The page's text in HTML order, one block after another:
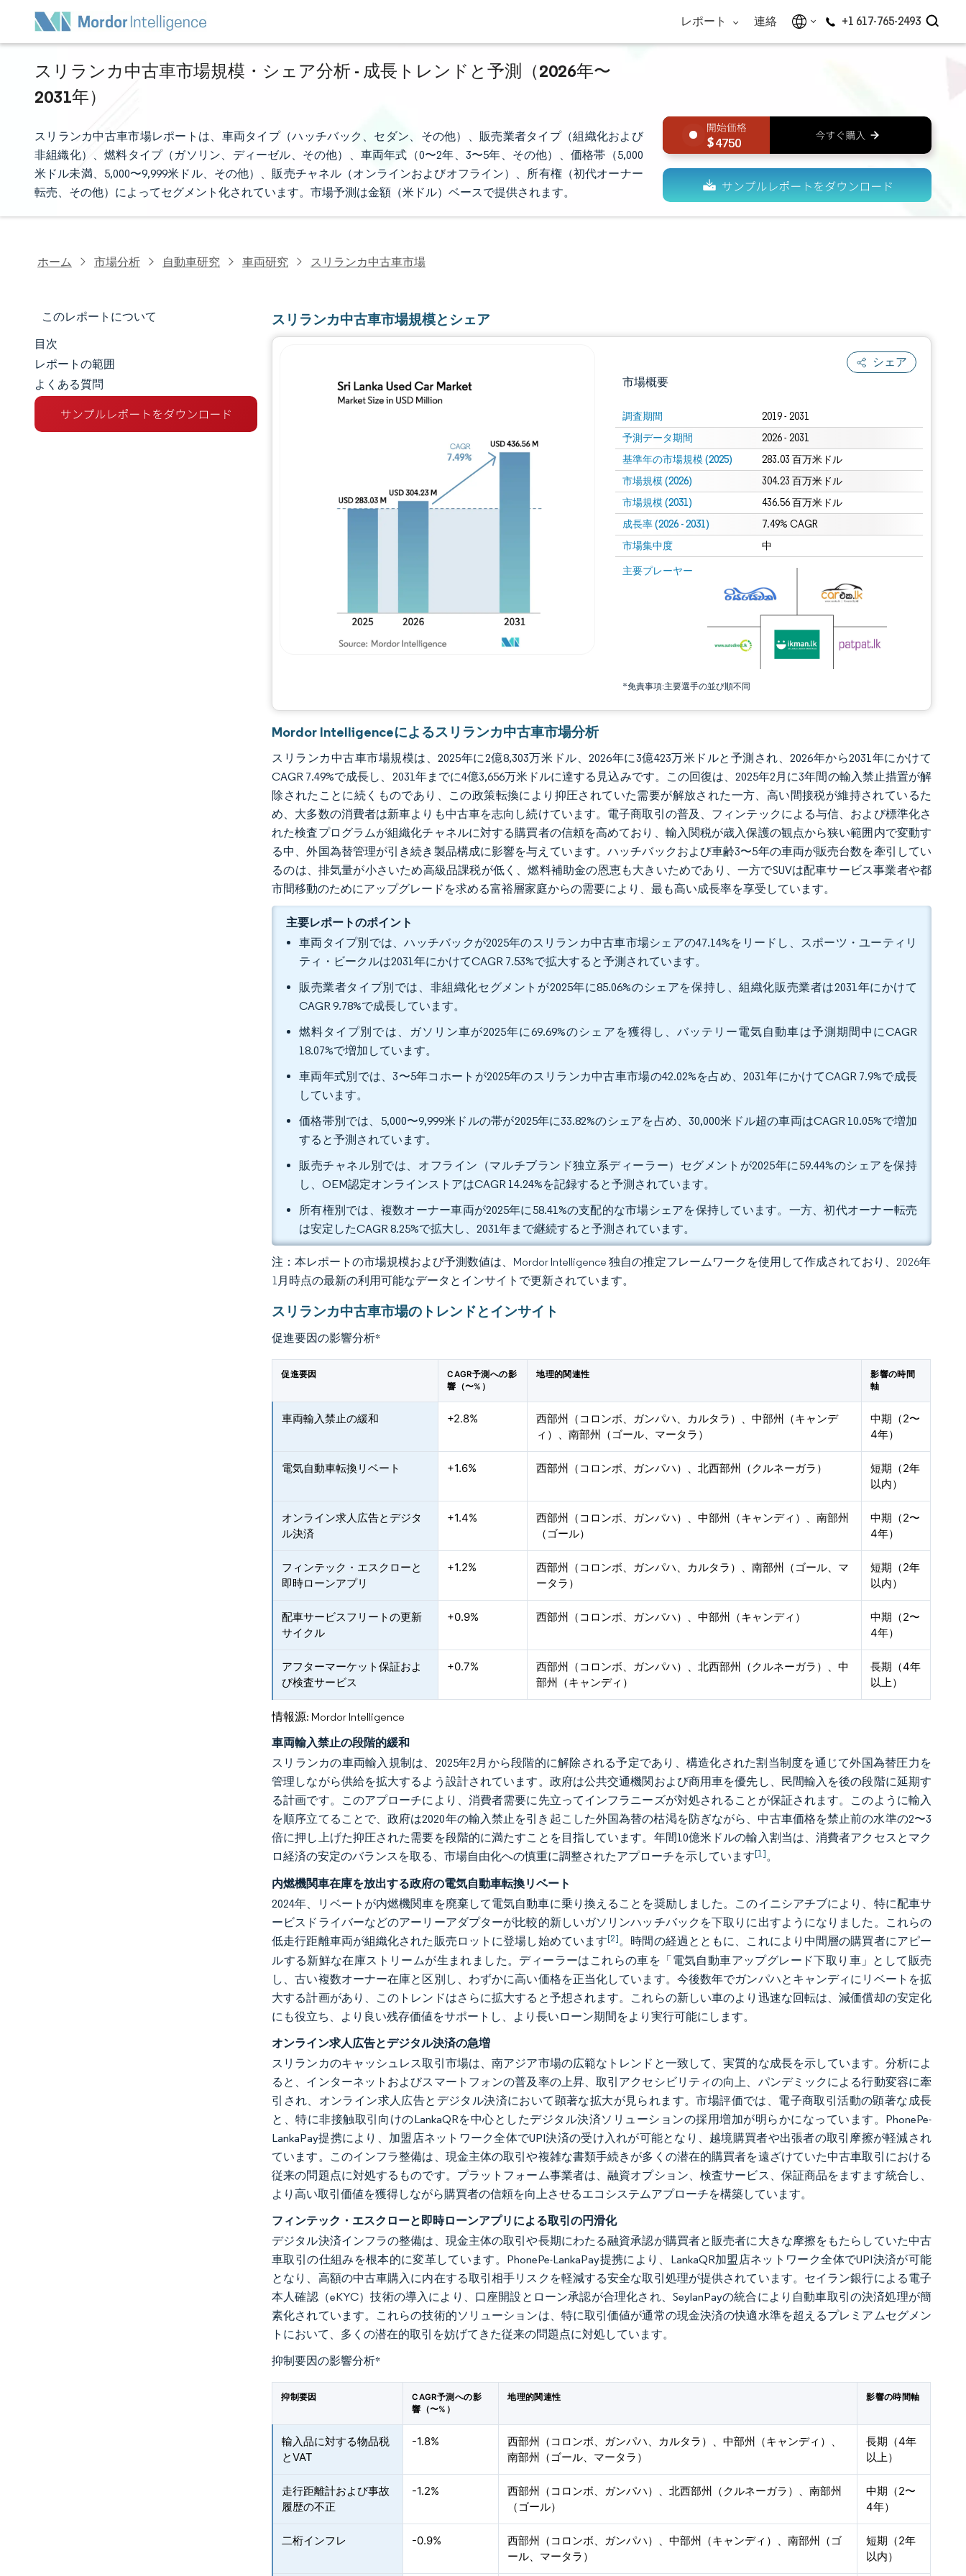
レポート 連絡 +1 617-765-2493
スリランカ中古車市場規模・シェア分析 - 成長トレンドと予測（2026年〜
2031年）
スリランカ中古車市場レポートは、車両タイプ（ハッチバック、セダン、その他）、販売業者タイプ（組織化および
非組織化）、燃料タイプ（ガソリン、ディーゼル、その他）、車両年式（0〜2年、3〜5年、その他）、価格帯（5,000
米ドル未満、5,000〜9,999米ドル、その他）、販売チャネル（オンラインおよびオフライン）、所有権（初代オーナー
転売、その他）によってセグメント化されています。市場予測は金額（米ドル）ベースで提供されます。
4750
ホーム 市場分析 自動車研究 車両研究 スリランカ中古車市場
このレポートについて
市場規模とシェア
市場分析
トレンドとインサイト
目次
レポートの範囲
よくある質問
スリランカ中古車市場規模とシェア
シェア
市場概要
調査期間 2019 - 2031
予測データ期間 2026 - 2031
基準年の市場規模 (2025) 283.03 百万米ドル
市場規模 (2026) 304.23 百万米ドル
市場規模 (2031) 436.56 百万米ドル
成長率 (2026 - 2031) 7.49% CAGR
市場集中度 中
主要プレーヤー
*免責事項:主要選手の並び順不同
画像 © Mordor Intelligence。再利用にはCC BY 4.0の表示が必要です。
画像 © Mordor Intelligence。再利用にはCC BY 4.0の表示が必要です。
Mordor Intelligenceによるスリランカ中古車市場分析
スリランカ中古車市場規模は、2025年に2億8,303万米ドル、2026年に3億423万米ドルと予測され、2026年から2031年にかけて
CAGR 7.49%で成長し、2031年までに4億3,656万米ドルに達する見込みです。この回復は、2025年2月に3年間の輸入禁止措置が解
除されたことに続くものであり、この政策転換により抑圧されていた需要が解放された一方、高い間接税が維持されているた
め、大多数の消費者は新車よりも中古車を志向し続けています。電子商取引の普及、フィンテックによる与信、および標準化さ
れた検査プログラムが組織化チャネルに対する購買者の信頼を高めており、輸入関税が歳入保護の観点から狭い範囲内で変動す
る中、外国為替管理が引き続き製品構成に影響を与えています。ハッチバックおよび車齢3〜5年の車両が販売台数を牽引してい
るのは、排気量が小さいため高級品課税が低く、燃料補助金の恩恵も大きいためであり、一方でSUVは配車サービス事業者や都
市間移動のためにアップグレードを求める富裕層家庭からの需要により、最も高い成長率を享受しています。
主要レポートのポイント
車両タイプ別では、ハッチバックが2025年のスリランカ中古車市場シェアの47.14%をリードし、スポーツ・ユーティリ
ティ・ビークルは2031年にかけてCAGR 7.53%で拡大すると予測されています。
販売業者タイプ別では、非組織化セグメントが2025年に85.06%のシェアを保持し、組織化販売業者は2031年にかけて
CAGR 9.78%で成長しています。
燃料タイプ別では、ガソリン車が2025年に69.69%のシェアを獲得し、バッテリー電気自動車は予測期間中にCAGR
18.07%で増加しています。
車両年式別では、3〜5年コホートが2025年のスリランカ中古車市場の42.02%を占め、2031年にかけてCAGR 7.9%で成長
しています。
価格帯別では、5,000〜9,999米ドルの帯が2025年に33.82%のシェアを占め、30,000米ドル超の車両はCAGR 10.05%で増加
すると予測されています。
販売チャネル別では、オフライン（マルチブランド独立系ディーラー）セグメントが2025年に59.44%のシェアを保持
し、OEM認定オンラインストアはCAGR 14.24%を記録すると予測されています。
所有権別では、複数オーナー車両が2025年に58.41%の支配的な市場シェアを保持しています。一方、初代オーナー転売
は安定したCAGR 8.25%で拡大し、2031年まで継続すると予測されています。
注：本レポートの市場規模および予測数値は、Mordor Intelligence 独自の推定フレームワークを使用して作成されており、2026年
1月時点の最新の利用可能なデータとインサイトで更新されています。
スリランカ中古車市場のトレンドとインサイト
促進要因の影響分析*
促進要因
CAGR予測への影
響（〜%）
地理的関連性
影響の時間
軸
車両輸入禁止の緩和 +2.8%
西部州（コロンボ、ガンパハ、カルタラ）、中部州（キャンデ
ィ）、南部州（ゴール、マータラ）
中期（2〜
4年）
電気自動車転換リベート +1.6% 西部州（コロンボ、ガンパハ）、北西部州（クルネーガラ）
短期（2年
以内）
オンライン求人広告とデジタ
ル決済
+1.4%
西部州（コロンボ、ガンパハ）、中部州（キャンディ）、南部州
（ゴール）
中期（2〜
4年）
フィンテック・エスクローと
即時ローンアプリ
+1.2%
西部州（コロンボ、ガンパハ、カルタラ）、南部州（ゴール、マ
ータラ）
短期（2年
以内）
配車サービスフリートの更新
サイクル
+0.9% 西部州（コロンボ、ガンパハ）、中部州（キャンディ）
中期（2〜
4年）
アフターマーケット保証およ
び検査サービス
+0.7%
西部州（コロンボ、ガンパハ）、北西部州（クルネーガラ）、中
部州（キャンディ）
長期（4年
以上）
情報源: Mordor Intelligence
車両輸入禁止の段階的緩和
スリランカの車両輸入規制は、2025年2月から段階的に解除される予定であり、構造化された割当制度を通じて外国為替圧力を
管理しながら供給を拡大するよう設計されています。政府は公共交通機関および商用車を優先し、民間輸入を後の段階に延期す
る計画です。このアプローチにより、消費者需要に先立ってインフラニーズが対処されることが保証されます。このように輸入
を順序立てることで、政府は2020年の輸入禁止を引き起こした外国為替の枯渇を防ぎながら、中古車価格を禁止前の水準の2〜3
倍に押し上げた抑圧された需要を段階的に満たすことを目指しています。年間10億米ドルの輸入割当は、消費者アクセスとマク
ロ経済の安定のバランスを取る、市場自由化への慎重に調整されたアプローチを示しています[1]。
内燃機関車在庫を放出する政府の電気自動車転換リベート
2024年、リベートが内燃機関車を廃棄して電気自動車に乗り換えることを奨励しました。このイニシアチブにより、特に配車サ
ービスドライバーなどのアーリーアダプターが比較的新しいガソリンハッチバックを下取りに出すようになりました。これらの
低走行距離車両が組織化された販売ロットに登場し始めています[2]。時間の経過とともに、これにより中間層の購買者にアピー
ルする新鮮な在庫ストリームが生まれました。ディーラーはこれらの車を「電気自動車アップグレード下取り車」として販売
し、古い複数オーナー在庫と区別し、わずかに高い価格を正当化しています。今後数年でガンパハとキャンディにリベートを拡
大する計画があり、このトレンドはさらに拡大すると予想されます。これらの新しい車のより迅速な回転は、減価償却の安定化
にも役立ち、より良い残存価値をサポートし、より長いローン期間をより実行可能にします。
オンライン求人広告とデジタル決済の急増
スリランカのキャッシュレス取引市場は、南アジア市場の広範なトレンドと一致して、実質的な成長を示しています。分析によ
ると、インターネットおよびスマートフォンの普及率の上昇、取引アクセシビリティの向上、パンデミックによる行動変容に牽
引され、オンライン求人広告とデジタル決済において顕著な拡大が見られます。市場評価では、電子商取引活動の顕著な成長
と、特に非接触取引向けのLankaQRを中心としたデジタル決済ソリューションの採用増加が明らかになっています。PhonePe-
LankaPay提携により、加盟店ネットワーク全体でUPI決済の受け入れが可能となり、越境購買者や出張者の取引摩擦が軽減され
ています。このインフラ整備は、現金主体の取引や複雑な書類手続きが多くの潜在的購買者を遠ざけていた中古車取引における
従来の問題点に対処するものです。プラットフォーム事業者は、融資オプション、検査サービス、保証商品をますます統合し、
より高い取引価値を獲得しながら購買者の信頼を向上させるエコシステムアプローチを構築しています。
フィンテック・エスクローと即時ローンアプリによる取引の円滑化
デジタル決済インフラの整備は、現金主体の取引や長期にわたる融資承認が購買者と販売者に大きな摩擦をもたらしていた中古
車取引の仕組みを根本的に変革しています。PhonePe-LankaPay提携により、LankaQR加盟店ネットワーク全体でUPI決済が可能
となり、高額の中古車購入に内在する取引相手リスクを軽減する安全な取引処理が提供されています。セイラン銀行による電子
本人確認（eKYC）技術の導入により、口座開設とローン承認が合理化され、SeylanPayの統合により自動車取引の決済処理が簡
素化されています。これらの技術的ソリューションは、特に取引価値が通常の現金決済の快適水準を超えるプレミアムセグメン
トにおいて、多くの潜在的取引を妨げてきた従来の問題点に対処しています。
抑制要因の影響分析*
抑制要因
CAGR予測への影
響（〜%）
地理的関連性 影響の時間軸
輸入品に対する物品税
とVAT
-1.8%
西部州（コロンボ、ガンパハ、カルタラ）、中部州（キャンディ）、
南部州（ゴール、マータラ）
長期（4年
以上）
走行距離計および事故
履歴の不正
-1.2%
西部州（コロンボ、ガンパハ）、北西部州（クルネーガラ）、南部州
（ゴール）
中期（2〜
4年）
二桁インフレ -0.9%
西部州（コロンボ、ガンパハ）、中部州（キャンディ）、南部州（ゴ
ール、マータラ）
短期（2年
以内）